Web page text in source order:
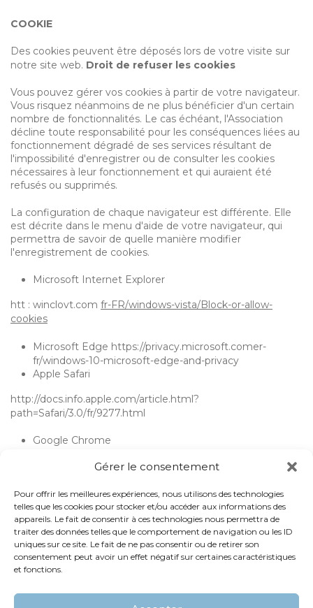
Gérer le consentement
Pour offrir les meilleures expériences, nous utilisons des technologies
telles que les cookies pour stocker et/ou accéder aux informations des
appareils. Le fait de consentir à ces technologies nous permettra de
traiter des données telles que le comportement de navigation ou les ID
uniques sur ce site. Le fait de ne pas consentir ou de retirer son
consentement peut avoir un effet négatif sur certaines caractéristiques
et fonctions.
COOKIE
Des cookies peuvent être déposés lors de votre visite sur
notre site web. Droit de refuser les cookies
Vous pouvez gérer vos cookies à partir de votre navigateur.
Vous risquez néanmoins de ne plus bénéficier d'un certain
nombre de fonctionnalités. Le cas échéant, l'Association
décline toute responsabilité pour les conséquences liées au
fonctionnement dégradé de ses services résultant de
l'impossibilité d'enregistrer ou de consulter les cookies
nécessaires à leur fonctionnement et qui auraient été
refusés ou supprimés.
La configuration de chaque navigateur est différente. Elle
est décrite dans le menu d'aide de votre navigateur, qui
permettra de savoir de quelle manière modifier
l'enregistrement de cookies.
Microsoft Internet Explorer
htt : winclovt.com fr-FR/windows-vista/Block-or-allow-
cookies
Microsoft Edge https://privacy.microsoft.comer-
fr/windows-10-microsoft-edge-and-privacy
Apple Safari
http://docs.info.apple.com/article.html?
path=Safari/3.0/fr/9277.html
Google Chrome
hl=fr&hlrnn=en&answer=95647
desactiver-cookies-preferences
Opera
http://help.opera.com/Windows/10.20/fr/cookies.html